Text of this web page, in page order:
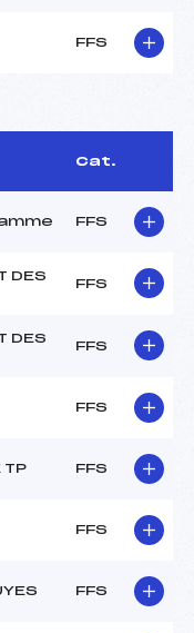
FFS
Cat.
FFS
DES
FFS
DES
FFS
FFS
TP FFS
FFS
FFS